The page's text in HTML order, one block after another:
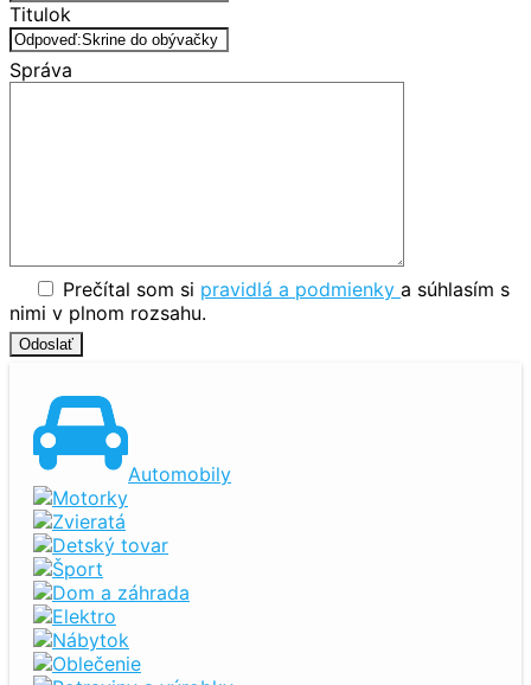
Titulok
Správa
Prečítal som si pravidlá a podmienky a súhlasím s
nimi v plnom rozsahu.
Automobily
Motorky
Zvieratá
Detský tovar
Šport
Dom a záhrada
Elektro
Nábytok
Oblečenie